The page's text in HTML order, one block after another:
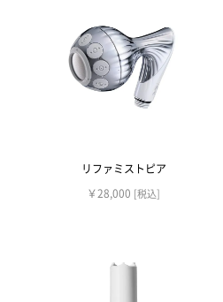
リファミストピア
￥28,000 [税込]